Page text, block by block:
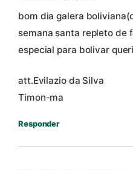
bom dia galera
semana santa repleto de
especial para bolivar
att.Evilazio da Silva
Timon-ma
Responder